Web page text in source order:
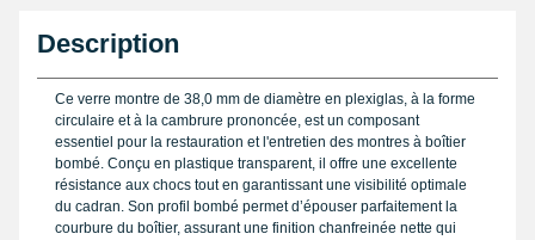
Description
Ce verre montre de 38,0 mm de diamètre en plexiglas, à la forme
circulaire et à la cambrure prononcée, est un composant
essentiel pour la restauration et l'entretien des montres à boîtier
bombé. Conçu en plastique transparent, il offre une excellente
résistance aux chocs tout en garantissant une visibilité optimale
du cadran. Son profil bombé permet d’épouser parfaitement la
courbure du boîtier, assurant une finition chanfreinée nette qui